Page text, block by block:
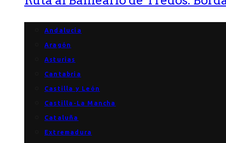
Andalucía
Aragón
Asturias
Cantabria
Castilla y León
Castilla-La Mancha
Cataluña
Extremadura